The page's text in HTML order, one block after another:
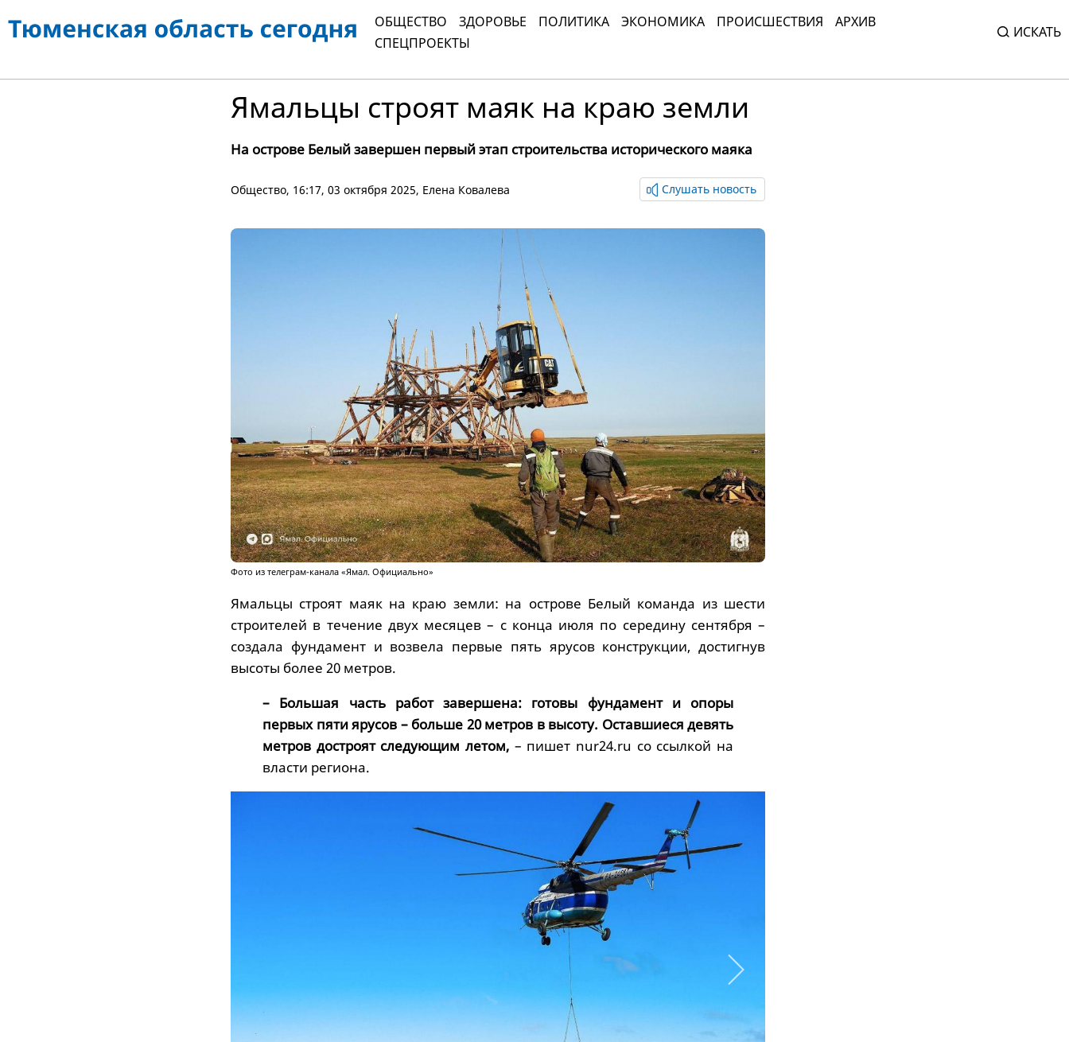
ОБЩЕСТВО ЗДОРОВЬЕ ПОЛИТИКА ЭКОНОМИКА ПРОИСШЕСТВИЯ
АРХИВ
СПЕЦПРОЕКТЫ
ИСКАТЬ
Ямальцы строят маяк на краю земли
На острове Белый завершен первый этап строительства исторического маяка
Общество, 16:17, 03 октября 2025, Елена Ковалева Слушать новость
Фото из телеграм-канала «Ямал. Официально»
Ямальцы строят маяк на краю земли: на острове Белый команда из шести
строителей в течение двух месяцев – с конца июля по середину сентября –
создала фундамент и возвела первые пять ярусов конструкции, достигнув
высоты более 20 метров.
– Большая часть работ завершена: готовы фундамент и опоры
первых пяти ярусов – больше 20 метров в высоту. Оставшиеся девять
метров достроят следующим летом, – пишет nur24.ru со ссылкой на
власти региона.